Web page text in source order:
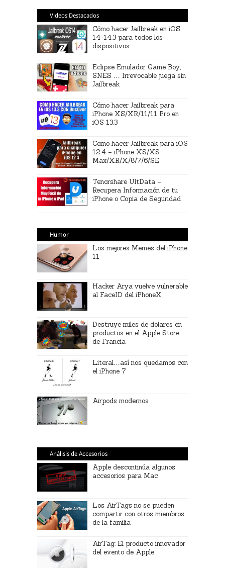
Videos Destacados
Cómo hacer Jailbreak en iOS
14-14.3 para todos los
dispositivos
Eclipse Emulador Game Boy,
SNES … Irrevocable juega sin
Jailbreak
Cómo hacer Jailbreak para
iPhone XS/XR/11/11 Pro en
iOS 13.3
Como hacer Jailbreak para iOS
12.4 – iPhone XS/XS
Max/XR/X/8/7/6/SE
Tenorshare UltData –
Recupera Información de tu
iPhone o Copia de Seguridad
Humor
Los mejores Memes del iPhone
11
Hacker Arya vuelve vulnerable
al FaceID del iPhoneX
Destruye miles de dolares en
productos en el Apple Store
de Francia
Literal…así nos quedamos con
el iPhone 7
Airpods modernos
Análisis de Accesorios
Apple descontinúa algunos
accesorios para Mac
Los AirTags no se pueden
compartir con otros miembros
de la familia
AirTag: El producto innovador
del evento de Apple